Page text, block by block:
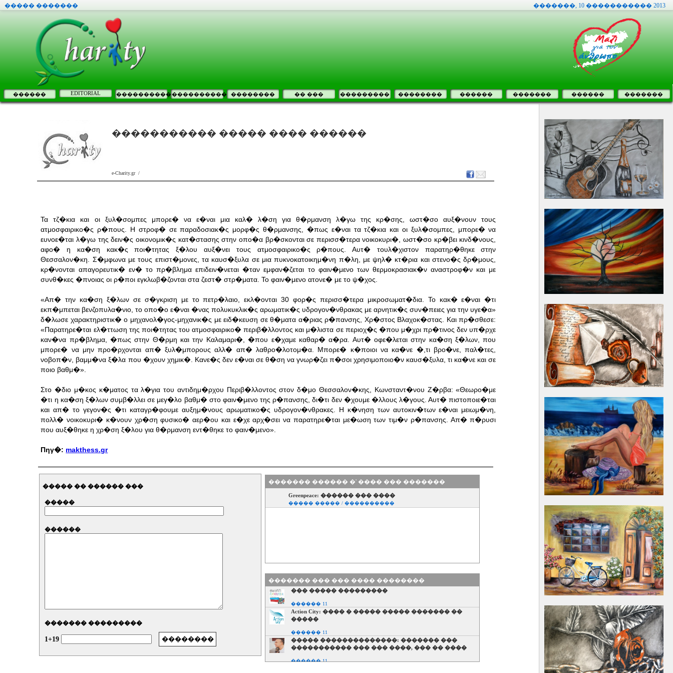
����� ������� �������, 10 ����������� 2013
������ EDITORIAL �������������������� �������� �� ��� ��������� �������� ������ ������� ������ �������
����������� ����� ���� ������
e-Charity.gr /
Τα τζ�κια και οι ξυλ�σομπες μπορε� να ε�ναι μια καλ� λ�ση για θ�ρμανση λ�γω της κρ�σης, ωστ�σο αυξ�νουν τους
ατμοσφαιρικο�ς ρ�πους. Η στροφ� σε παραδοσιακ�ς μορφ�ς θ�ρμανσης, �πως ε�ναι τα τζ�κια και οι ξυλ�σομπες, μπορε� να
ευνοε�ται λ�γω της δειν�ς οικονομικ�ς κατ�στασης στην οπο�α βρ�σκονται σε περισσ�τερα νοικοκυρι�, ωστ�σο κρ�βει κινδ�νους,
αφο� η κα�ση κακ�ς ποι�τητας ξ�λου αυξ�νει τους ατμοσφαιρικο�ς ρ�πους. Αυτ� τουλ�χιστον παρατηρ�θηκε στην
Θεσσαλον�κη. Σ�μφωνα με τους επιστ�μονες, τα καυσ�ξυλα σε μια πυκνοκατοικημ�νη π�λη, με ψηλ� κτ�ρια και στενο�ς δρ�μους,
κρ�νονται απαγορευτικ� εν� το πρ�βλημα επιδειν�νεται �ταν εμφαν�ζεται το φαιν�μενο των θερμοκρασιακ�ν αναστροφ�ν και με
συνθ�κες �πνοιας οι ρ�ποι εγκλωβ�ζονται στα ζεστ� στρ�ματα. Το φαιν�μενο ατονε� με το ψ�χος.
«Απ� την κα�ση ξ�λων σε σ�γκριση με το πετρ�λαιο, εκλ�ονται 30 φορ�ς περισσ�τερα μικροσωματ�δια. Το κακ� ε�ναι �τι
εκπ�μπεται βενζοπυλα�νιο, το οπο�ο ε�ναι �νας πολυκυκλικ�ς αρωματικ�ς υδρογον�νθρακας με αρνητικ�ς συν�πειες για την υγε�α»
δ�λωσε χαρακτηριστικ� ο μηχανολ�γος-μηχανικ�ς με ειδ�κευση σε θ�ματα α�ριας ρ�πανσης, Χρ�στος Βλαχοκ�στας. Και πρ�σθεσε:
«Παρατηρε�ται ελ�ττωση της ποι�τητας του ατμοσφαιρικο� περιβ�λλοντος και μ�λιστα σε περιοχ�ς �που μ�χρι πρ�τινος δεν υπ�ρχε
καν�να πρ�βλημα, �πως στην Θ�ρμη και την Καλαμαρι�, �που ε�χαμε καθαρ� α�ρα. Αυτ� οφε�λεται στην κα�ση ξ�λων, που
μπορε� να μην προ�ρχονται απ� ξυλ�μπορους αλλ� απ� λαθρο�λοτομ�α. Μπορε� κ�ποιοι να κα�νε �,τι βρο�νε, παλ�τες,
νοβοπ�ν, βαμμ�να ξ�λα που �χουν χημικ�. Κανε�ς δεν ε�ναι σε θ�ση να γνωρ�ζει π�σοι χρησιμοποιο�ν καυσ�ξυλα, τι κα�νε και σε
ποιο βαθμ�».
Στο �διο μ�κος κ�ματος τα λ�για του αντιδημ�ρχου Περιβ�λλοντος στον δ�μο Θεσσαλον�κης, Κωνσταντ�νου Ζ�ρβα: «Θεωρο�με
�τι η κα�ση ξ�λων συμβ�λλει σε μεγ�λο βαθμ� στο φαιν�μενο της ρ�πανσης, δι�τι δεν �χουμε �λλους λ�γους. Αυτ� πιστοποιε�ται
και απ� το γεγον�ς �τι καταγρ�φουμε αυξημ�νους αρωματικο�ς υδρογον�νθρακες. Η κ�νηση των αυτοκιν�των ε�ναι μειωμ�νη,
πολλ� νοικοκυρι� κ�νουν χρ�ση φυσικο� αερ�ου και ε�χε αρχ�σει να παρατηρε�ται με�ωση των τιμ�ν ρ�πανσης. Απ� π�ρυσι
που αυξ�θηκε η χρ�ση ξ�λου για θ�ρμανση εντ�θηκε το φαιν�μενο».
Πηγ�: makthess.gr
����� �� ������ ���
�����
������
������� ���������
1+19
������� ������ �' ���� ��� �������
Greenpeace: ������ ��� ����
����� ����� / ����������
������� ��� ��� ���� ��������
��� ����� ���������
������ 11
Action City: ���� � ����� ����� ������� ��
�����
������ 11
����� ��������������: ������� ���
����������� ��� ��� ����, ��� �� ����
������ 11